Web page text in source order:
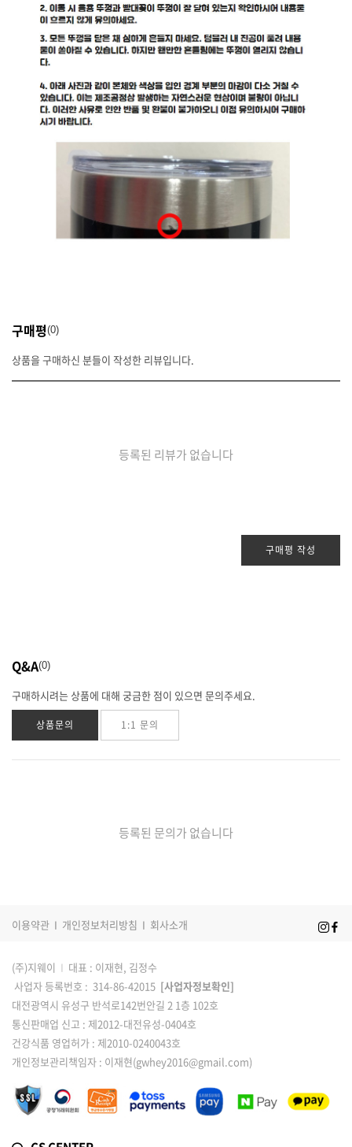
구매평 0
상품을 구매하신 분들이 작성한 리뷰입니다.
등록된 리뷰가 없습니다
구매평 작성
Q&A 0
구매하시려는 상품에 대해 궁금한 점이 있으면 문의주세요.
상품문의 1:1 문의
등록된 문의가 없습니다
이용약관 I 개인정보처리방침 I 회사소개
(주)지웨이 I 대표 : 이재현, 김정수
사업자 등록번호 : 314-86-42015 [사업자정보확인]
대전광역시 유성구 반석로142번안길 2 1층 102호
통신판매업 신고 : 제2012-대전유성-0404호
건강식품 영업허가 : 제2010-0240043호
개인정보관리책임자 : 이재현(gwhey2016@gmail.com)